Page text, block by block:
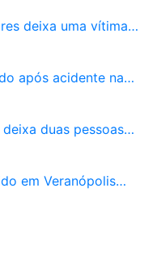
deixa uma vítima…
após acidente na…
duas pessoas…
em Veranópolis…